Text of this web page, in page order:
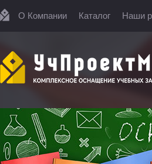
О Компании Каталог Наши